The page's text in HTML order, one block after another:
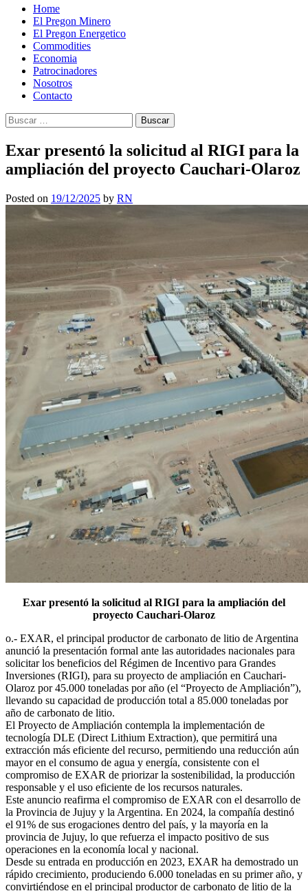
Home
El Pregon Minero
El Pregon Energetico
Commodities
Economia
Patrocinadores
Nosotros
Contacto
Buscar:
Exar presentó la solicitud al RIGI para la
ampliación del proyecto Cauchari-Olaroz
Posted on 19/12/2025 by RN
Exar presentó la solicitud al RIGI para la ampliación del
proyecto Cauchari-Olaroz
o.- EXAR, el principal productor de carbonato de litio de Argentina
anunció la presentación formal ante las autoridades nacionales para
solicitar los beneficios del Régimen de Incentivo para Grandes
Inversiones (RIGI), para su proyecto de ampliación en Cauchari-
Olaroz por 45.000 toneladas por año (el “Proyecto de Ampliación”),
llevando su capacidad de producción total a 85.000 toneladas por
año de carbonato de litio.
El Proyecto de Ampliación contempla la implementación de
tecnología DLE (Direct Lithium Extraction), que permitirá una
extracción más eficiente del recurso, permitiendo una reducción aún
mayor en el consumo de agua y energía, consistente con el
compromiso de EXAR de priorizar la sostenibilidad, la producción
responsable y el uso eficiente de los recursos naturales.
Este anuncio reafirma el compromiso de EXAR con el desarrollo de
la Provincia de Jujuy y la Argentina. En 2024, la compañía destinó
el 91% de sus erogaciones dentro del país, y la mayoría en la
provincia de Jujuy, lo que refuerza el impacto positivo de sus
operaciones en la economía local y nacional.
Desde su entrada en producción en 2023, EXAR ha demostrado un
rápido crecimiento, produciendo 6.000 toneladas en su primer año, y
convirtiéndose en el principal productor de carbonato de litio de la